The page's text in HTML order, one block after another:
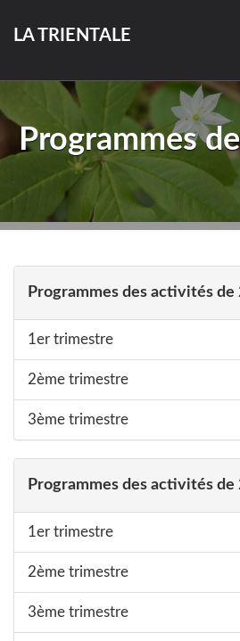
LA TRIENTALE
Programmes
Programmes des activités de
1er trimestre
2ème trimestre
3ème trimestre
Programmes des activités de
1er trimestre
2ème trimestre
3ème trimestre